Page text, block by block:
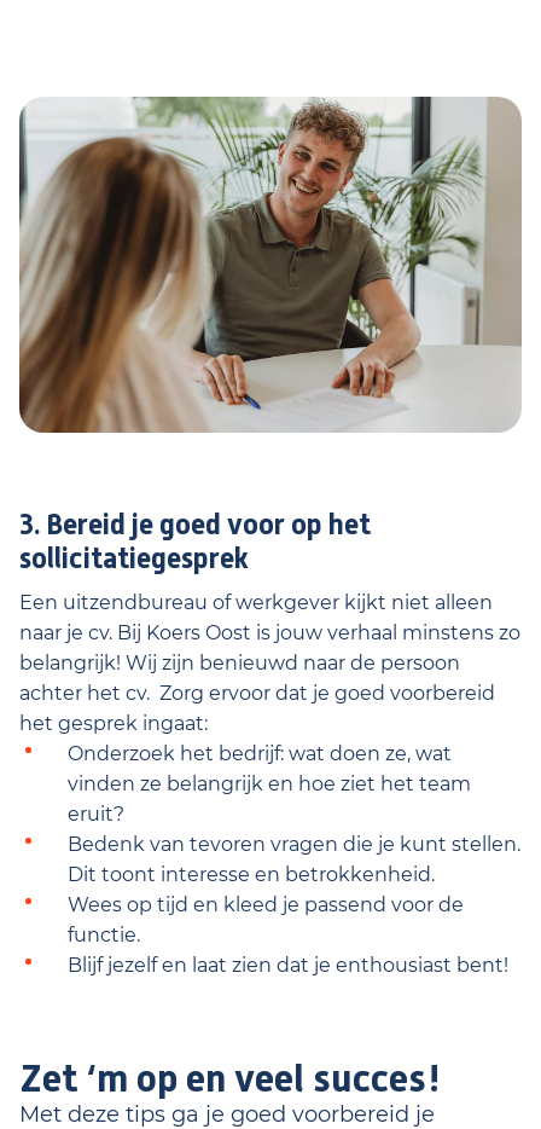
3. Bereid je goed voor op het
sollicitatiegesprek
Een uitzendbureau of werkgever kijkt niet alleen
naar je cv. Bij Koers Oost is jouw verhaal minstens zo
belangrijk! Wij zijn benieuwd naar de persoon
achter het cv. Zorg ervoor dat je goed voorbereid
het gesprek ingaat:
Onderzoek het bedrijf: wat doen ze, wat
vinden ze belangrijk en hoe ziet het team
eruit?
Bedenk van tevoren vragen die je kunt stellen.
Dit toont interesse en betrokkenheid.
Wees op tijd en kleed je passend voor de
functie.
Blijf jezelf en laat zien dat je enthousiast bent!
Zet ‘m op en veel succes!
Met deze tips ga je goed voorbereid je